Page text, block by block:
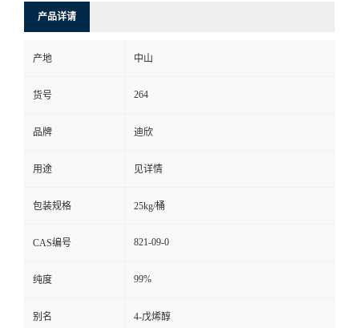
式
产品详请
产地 中山
货号 264
品牌 迪欣
用途 见详情
包装规格 25kg/桶
CAS编号 821-09-0
纯度 99%
别名 4-戊烯醇